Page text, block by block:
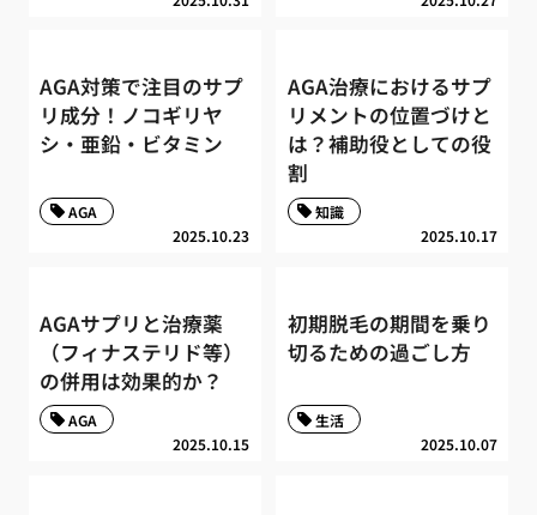
AGA対策で注目のサプ
リ成分！ノコギリヤ
シ・亜鉛・ビタミン
2025.10.23
AGA
AGA治療におけるサプ
リメントの位置づけと
は？補助役としての役
割
2025.10.17
知識
AGAサプリと治療薬
（フィナステリド等）
の併用は効果的か？
2025.10.15
AGA
初期脱毛の期間を乗り
切るための過ごし方
2025.10.07
生活